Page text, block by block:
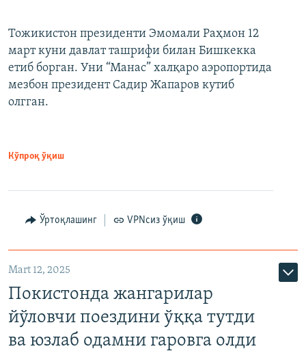
Тожикистон президенти Эмомали Раҳмон 12
март куни давлат ташрифи билан Бишкекка
етиб борган. Уни “Манас” халқаро аэропортида
мезбон президент Садир Жапаров кутиб
олгган.
Кўпроқ ўқиш
Ўртоқлашинг VPNсиз ўқиш
Mart 12, 2025
Покистонда жангарилар
йўловчи поездини ўққа тутди
ва юзлаб одамни гаровга олди